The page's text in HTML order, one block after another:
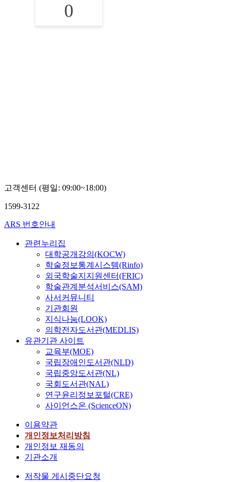
0
고객센터 (평일: 09:00~18:00)
1599-3122
ARS 번호안내
관련누리집
대학공개강의(KOCW)
학술정보통계시스템(Rinfo)
외국학술지지원센터(FRIC)
학술관계분석서비스(SAM)
사서커뮤니티
기관회원
지식나눔(LOOK)
의학전자도서관(MEDLIS)
유관기관 사이트
교육부(MOE)
국립장애인도서관(NLD)
국립중앙도서관(NL)
국회도서관(NAL)
연구윤리정보포털(CRE)
사이언스온 (ScienceON)
이용약관
개인정보처리방침
개인정보 재동의
기관소개
저작물 게시중단요청